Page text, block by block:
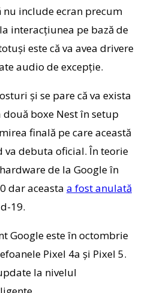
nu include ecran precum
interacțiunea pe bază de
este că va avea drivere
audio de excepție.
și se pare că va exista
boxe Nest în setup
finală pe care această
va debuta oficial. În teorie
de la Google în
dar aceasta a fost anulată
19.
Google este în octombrie
Pixel 4a și Pixel 5.
la nivelul